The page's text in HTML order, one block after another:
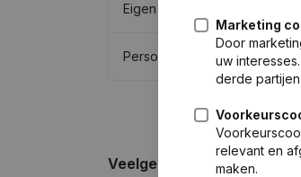
Eigen vermogen
Personeel
Veelgestelde vragen
Marketing
Door
uw
derde
relevant en
maken.